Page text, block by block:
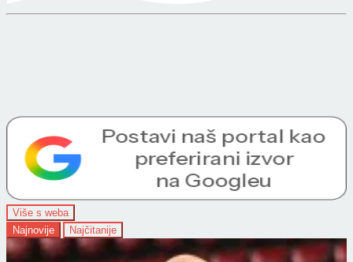
Više s weba
Najnovije
Najčitanije